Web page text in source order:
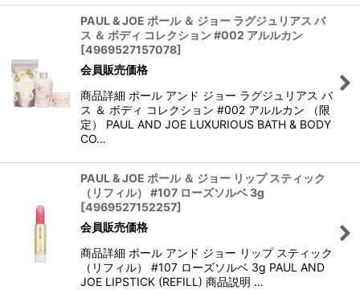
PAUL & JOE ポール ＆ ジョー ラグジュリアス バ
ス ＆ ボディ コレクション #002 アルルカン
[4969527157078]
会員販売価格
商品詳細 ポール アンド ジョー ラグジュリアス バ
ス ＆ ボディ コレクション #002 アルルカン （限
定） PAUL AND JOE LUXURIOUS BATH & BODY
CO…
PAUL & JOE ポール ＆ ジョー リップ スティック
（リフィル） #107 ローズソルベ 3g
[4969527152257]
会員販売価格
商品詳細 ポール アンド ジョー リップ スティック
（リフィル） #107 ローズソルベ 3g PAUL AND
JOE LIPSTICK (REFILL) 商品説明 …